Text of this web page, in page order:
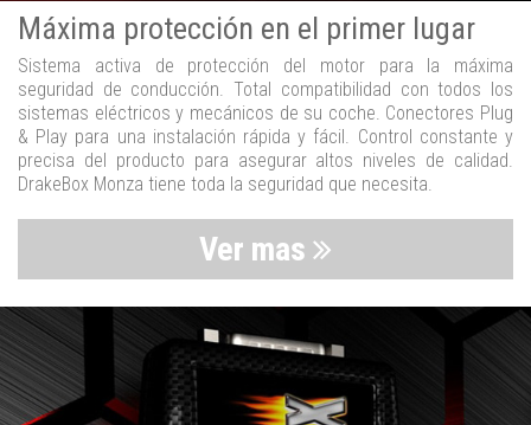
Máxima protección en el primer lugar
Sistema activa de protección del motor para la máxima
seguridad de conducción. Total compatibilidad con todos los
sistemas eléctricos y mecánicos de su coche. Conectores Plug
& Play para una instalación rápida y fácil. Control constante y
precisa del producto para asegurar altos niveles de calidad.
DrakeBox Monza tiene toda la seguridad que necesita.
Ver mas